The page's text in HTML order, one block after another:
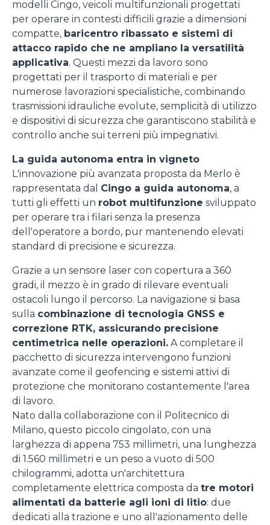
modelli Cingo, veicoli multifunzionali progettati
per operare in contesti difficili grazie a dimensioni
compatte, baricentro ribassato e sistemi di
attacco rapido che ne ampliano la versatilità
applicativa. Questi mezzi da lavoro sono
progettati per il trasporto di materiali e per
numerose lavorazioni specialistiche, combinando
trasmissioni idrauliche evolute, semplicità di utilizzo
e dispositivi di sicurezza che garantiscono stabilità e
controllo anche sui terreni più impegnativi.
La guida autonoma entra in vigneto
L'innovazione più avanzata proposta da Merlo è
rappresentata dal Cingo a guida autonoma, a
tutti gli effetti un robot multifunzione sviluppato
per operare tra i filari senza la presenza
dell'operatore a bordo, pur mantenendo elevati
standard di precisione e sicurezza.
Grazie a un sensore laser con copertura a 360
gradi, il mezzo è in grado di rilevare eventuali
ostacoli lungo il percorso. La navigazione si basa
sulla combinazione di tecnologia GNSS e
correzione RTK, assicurando precisione
centimetrica nelle operazioni. A completare il
pacchetto di sicurezza intervengono funzioni
avanzate come il geofencing e sistemi attivi di
protezione che monitorano costantemente l'area
di lavoro.
Nato dalla collaborazione con il Politecnico di
Milano, questo piccolo cingolato, con una
larghezza di appena 753 millimetri, una lunghezza
di 1.560 millimetri e un peso a vuoto di 500
chilogrammi, adotta un'architettura
completamente elettrica composta da tre motori
alimentati da batterie agli ioni di litio: due
dedicati alla trazione e uno all'azionamento delle